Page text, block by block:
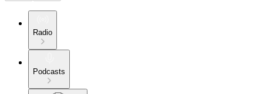
Radio
Podcasts